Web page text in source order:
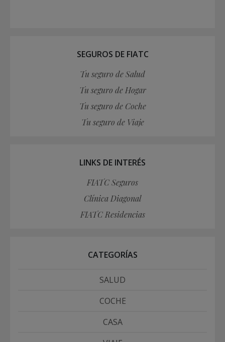
SEGUROS DE FIATC
Tu seguro de Salud
Tu seguro de Hogar
Tu seguro de Coche
Tu seguro de Viaje
LINKS DE INTERÉS
FIATC Seguros
Clínica Diagonal
FIATC Residencias
CATEGORÍAS
SALUD
COCHE
CASA